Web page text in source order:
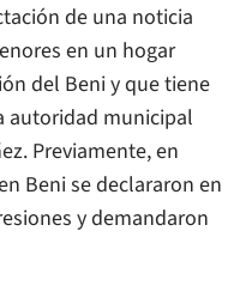
de una noticia
en un hogar
del Beni y que tiene
autoridad municipal
Previamente, en
Beni se declararon en
y demandaron